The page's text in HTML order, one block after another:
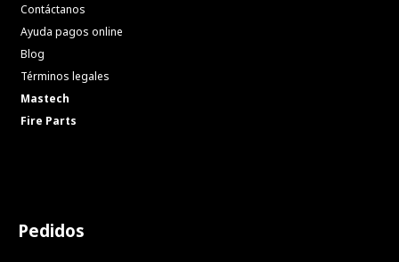
Contáctanos
Ayuda pagos online
Blog
Términos legales
Mastech
Fire Parts
Pedidos